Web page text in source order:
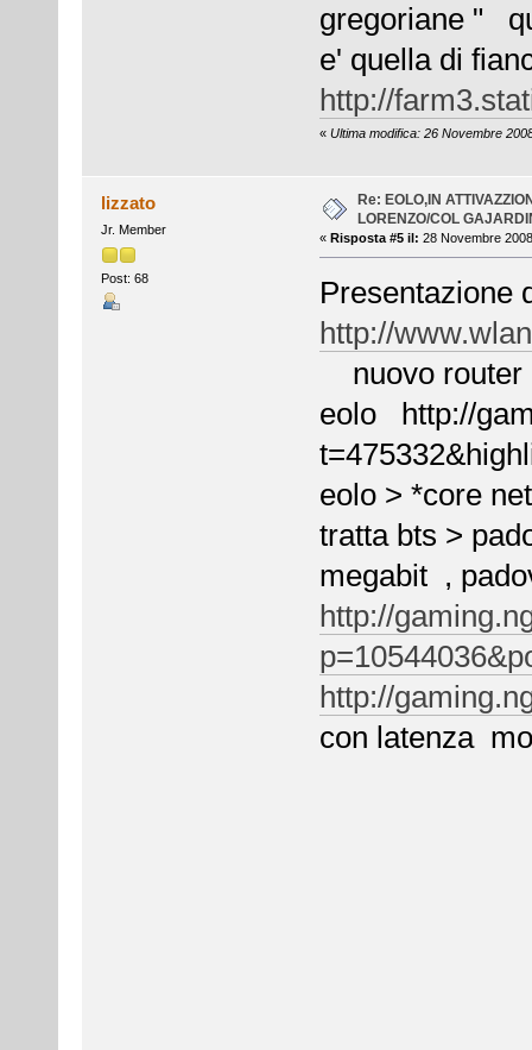
gregoriane "
e' quella di
http://
« Ultima modifica: 26 Novembre
lizzato
Jr. Member
Post: 68
Re: EOLO,IN
LORENZO/COL
« Risposta #5 il: 28 Novembre
Presentazione
http://
nuovo router
eolo http://
eolo > *core
tratta bts >
megabit ,
http://
http://
con